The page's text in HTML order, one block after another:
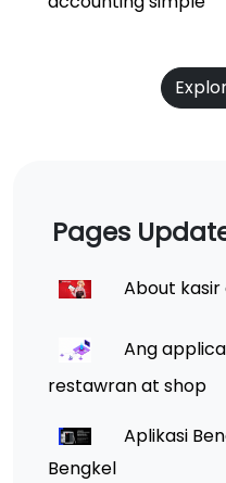
Pages
About
Ang
restawran at shop
Aplikasi
Bengkel